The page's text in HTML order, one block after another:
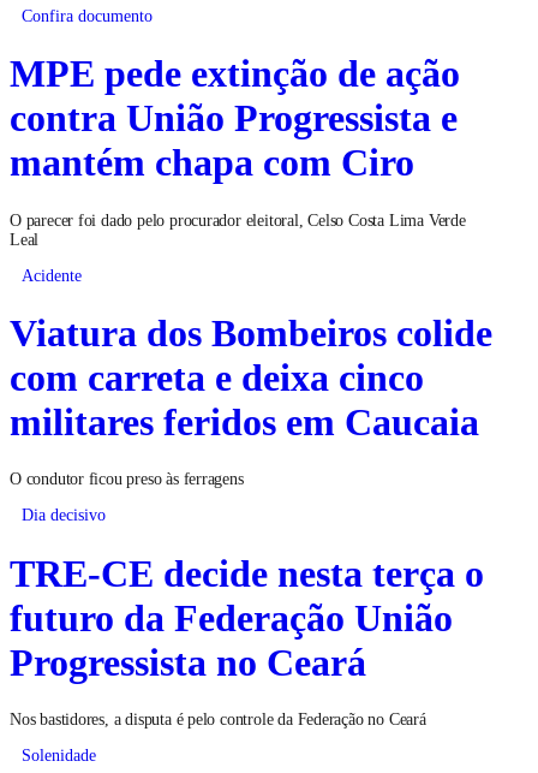
Confira documento
MPE pede extinção de ação
contra União Progressista e
mantém chapa com Ciro
O parecer foi dado pelo procurador eleitoral, Celso Costa Lima Verde
Leal
Acidente
Viatura dos Bombeiros colide
com carreta e deixa cinco
militares feridos em Caucaia
O condutor ficou preso às ferragens
Dia decisivo
TRE-CE decide nesta terça o
futuro da Federação União
Progressista no Ceará
Nos bastidores, a disputa é pelo controle da Federação no Ceará
Solenidade